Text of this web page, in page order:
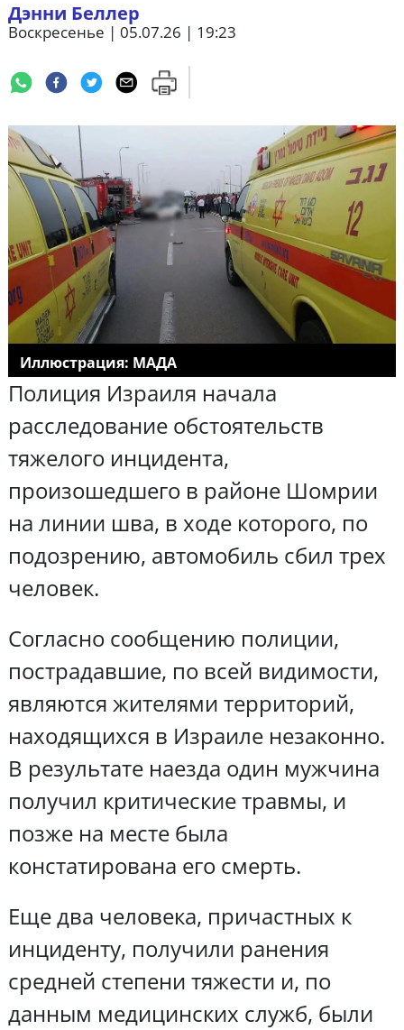
Дэнни Беллер
Воскресенье | 05.07.26 | 19:23
Иллюстрация: МАДА
Полиция Израиля начала
расследование обстоятельств
тяжелого инцидента,
произошедшего в районе Шомрии
на линии шва, в ходе которого, по
подозрению, автомобиль сбил трех
человек.
Согласно сообщению полиции,
пострадавшие, по всей видимости,
являются жителями территорий,
находящихся в Израиле незаконно.
В результате наезда один мужчина
получил критические травмы, и
позже на месте была
констатирована его смерть.
Еще два человека, причастных к
инциденту, получили ранения
средней степени тяжести и, по
данным медицинских служб, были